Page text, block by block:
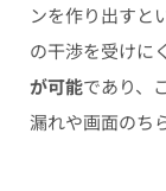
ンを作り出すと
の干渉を受けに
が可能であり、
漏れや画面のち